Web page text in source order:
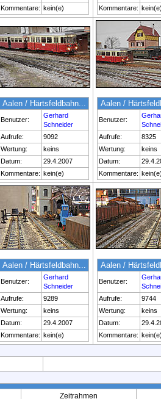
Kommentare: kein(e)
Kommentare:
Aalen / Härtsfeldbahn...
Benutzer:
Gerhard
Schneider
Aufrufe:
9092
Wertung:
keins
Datum:
29.4.2007
Kommentare: kein(e)
Aalen /
Benutzer:
Aufrufe:
8325
Wertung:
keins
Datum:
Kommentare:
Aalen / Härtsfeldbahn...
Benutzer:
Gerhard
Schneider
Aufrufe:
9289
Wertung:
keins
Datum:
29.4.2007
Kommentare: kein(e)
Aalen /
Benutzer:
Aufrufe:
9744
Wertung:
keins
Datum:
Kommentare:
Zeitrahmen